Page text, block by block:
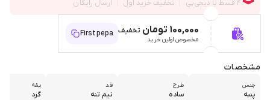
100,000 تومان تخفیف
مخصوص اولین خرید
Firstpepa
مشخصات
جنس
پنبه
طرح
ساده
قد
نیم تنه
یقه
گرد